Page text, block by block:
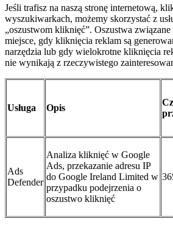
Jeśli trafisz na naszą stronę internetową,
wyszukiwarkach, możemy skorzystać z
„oszustwom kliknięć”. Oszustwa
miejsce, gdy kliknięcia reklam są
narzędzia lub gdy wielokrotne kliknięcia
nie wynikają z rzeczywistego
Usługa Opis
Ads
Defender
Analiza kliknięć w Google
Ads, przekazanie adresu IP
do Google Ireland Limited w
przypadku podejrzenia o
oszustwo kliknięć